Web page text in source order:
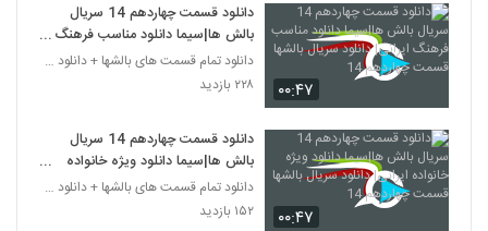
۰۰:۴۷
دانلود قسمت چهاردهم 14 سریال
بالش ها|سیما دانلود مناسب فرهنگ
ایرانی| دانلود سریال بالشها قسمت
چهاردهم 14
دانلود تمام قسمت های بالشها + دانلود قسمت 14 چهارد
۲۲۸ بازدید
۰۰:۴۷
دانلود قسمت چهاردهم 14 سریال
بالش ها|سیما دانلود ویژه خانواده
ایرانی| دانلود سریال بالشها قسمت
چهاردهم 14
دانلود تمام قسمت های بالشها + دانلود قسمت 14 چهارد
۱۵۲ بازدید